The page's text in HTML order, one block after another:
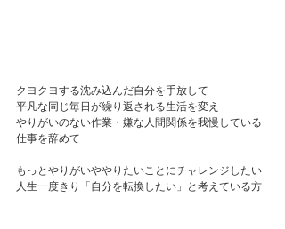
クヨクヨする沈み込んだ自分を手放して
平凡な同じ毎日が繰り返される生活を変え
やりがいのない作業・嫌な人間関係を我慢している
仕事を辞めて
もっとやりがいややりたいことにチャレンジしたい
人生一度きり「自分を転換したい」と考えている方